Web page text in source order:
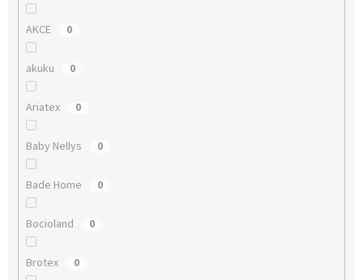
AKCE 0
akuku 0
Ariatex 0
Baby Nellys 0
Bade Home 0
Bocioland 0
Brotex 0